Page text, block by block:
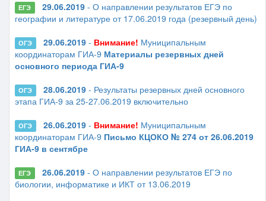
ЕГЭ 29.06.2019- О направлении результатов ЕГЭ по
географии и литературе от 17.06.2019 года (резервный день)
ОГЭ 29.06.2019- Внимание! Муниципальным
координаторам ГИА-9 Материалы резервных дней
основного периода ГИА-9
ОГЭ 28.06.2019- Результаты резервных дней основного
этапа ГИА-9 за 25-27.06.2019 включительно
ОГЭ 26.06.2019- Внимание! Муниципальным
координаторам ГИА-9 Письмо КЦОКО № 274 от 26.06.2019
ГИА-9 в сентябре
ЕГЭ 26.06.2019- О направлении результатов ЕГЭ по
биологии, информатике и ИКТ от 13.06.2019